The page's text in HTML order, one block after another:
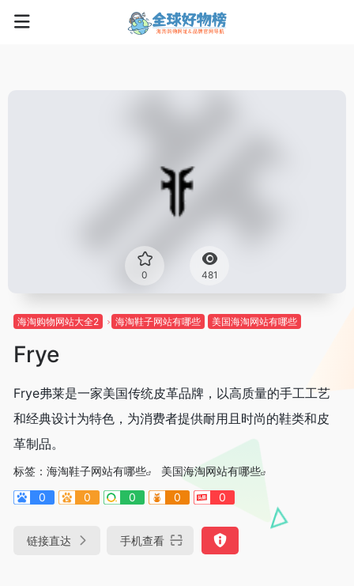
0 481
海淘购物网站大全2 海淘鞋子网站有哪些 美国海淘网站有哪些
Frye
Frye弗莱是一家美国传统皮革品牌，以高质量的手工工艺
和经典设计为特色，为消费者提供耐用且时尚的鞋类和皮
革制品。
标签： 海淘鞋子网站有哪些
美国海淘网站有哪些
0
0 0 0 0
链接直达 手机查看